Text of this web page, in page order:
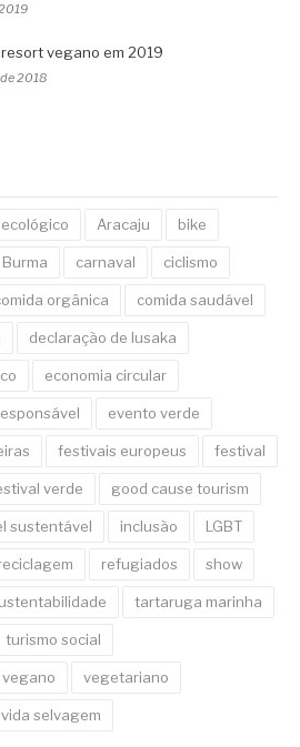
vegano em 2019
2018
Aracaju bike
Burma carnaval ciclismo
orgânica comida saudável
declaração de lusaka
economia circular
evento verde
festivais europeus festival
verde good cause tourism
sustentável inclusão LGBT
refugiados show
tartaruga marinha
turismo social
vegano vegetariano
vida selvagem